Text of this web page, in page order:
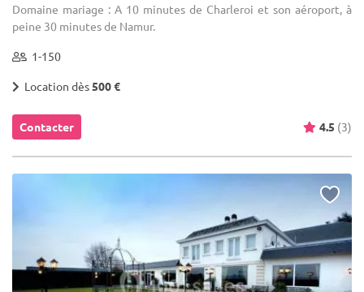
Domaine mariage : A 10 minutes de Charleroi et son aéroport, à
peine 30 minutes de Namur.
1-150
Location dès500 €
Contacter 4.5 (3)